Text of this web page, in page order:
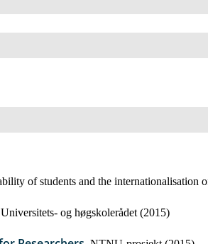
of students and the internationalisation
og høgskolerådet (2015)